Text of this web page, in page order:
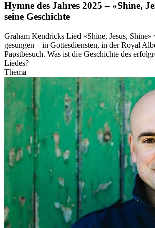
Hymne des Jahres 2025 – «Shine,
seine Geschichte
Graham Kendricks Lied «Shine, Jesus, Shine»
gesungen – in Gottesdiensten, in der Royal
Papstbesuch. Was ist die Geschichte des
Liedes?
Thema